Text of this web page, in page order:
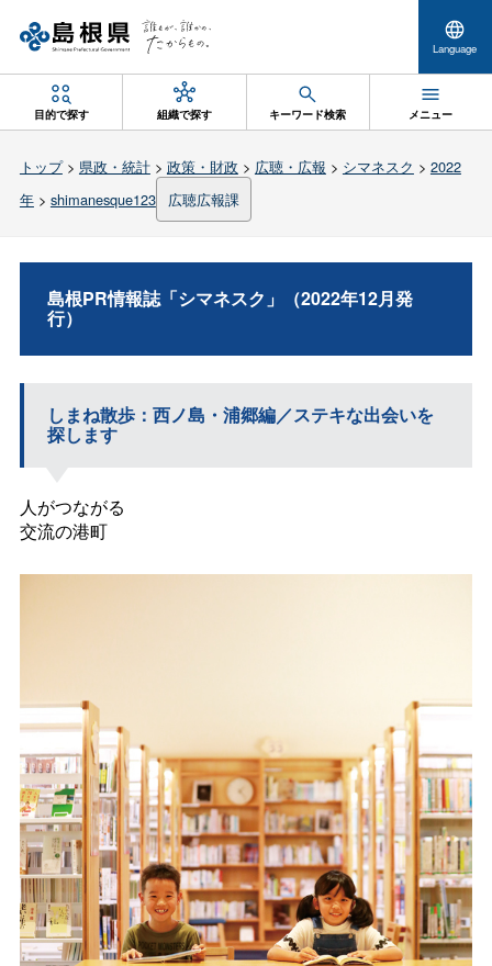
Language
目的で探す 組織で探す キーワード検索 メニュー
トップ> 県政・統計> 政策・財政 > 広聴・広報 > シマネスク > 2022
年> shimanesque123 広聴広報課
島根PR情報誌「シマネスク」（2022年12月発
行）
しまね散歩：西ノ島・浦郷編／ステキな出会いを
探します
人がつながる
交流の港町